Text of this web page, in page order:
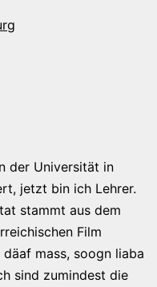
der Universität in
jetzt bin ich Lehrer.
stammt aus dem
Film
däaf mass, soogn liaba
sind zumindest die